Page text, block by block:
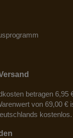
betragen 6,95
von 69,00 €
kostenlos.